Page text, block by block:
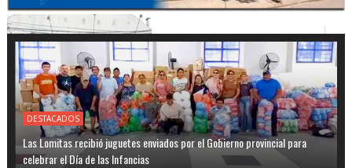
DESTACADOS
Las Lomitas recibió juguetes enviados por el Gobierno provincial para
celebrar el Día de las Infancias